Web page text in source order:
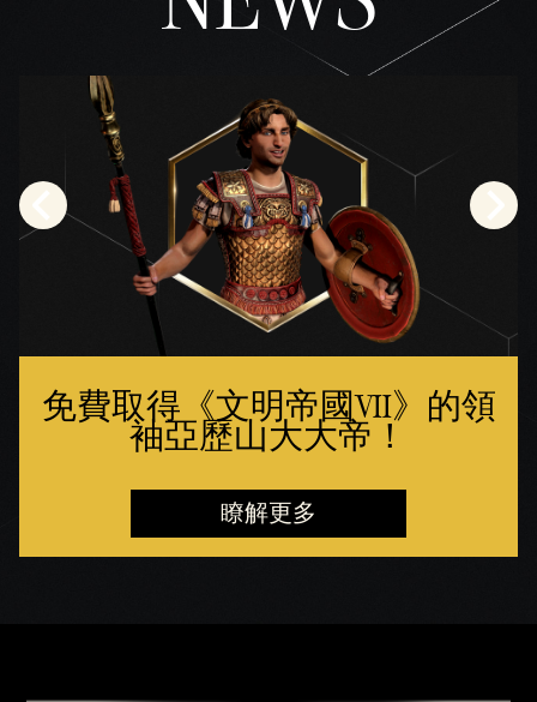
器。
免費取得《文明帝國VII》的領
袖亞歷山大大帝！
瞭解更多